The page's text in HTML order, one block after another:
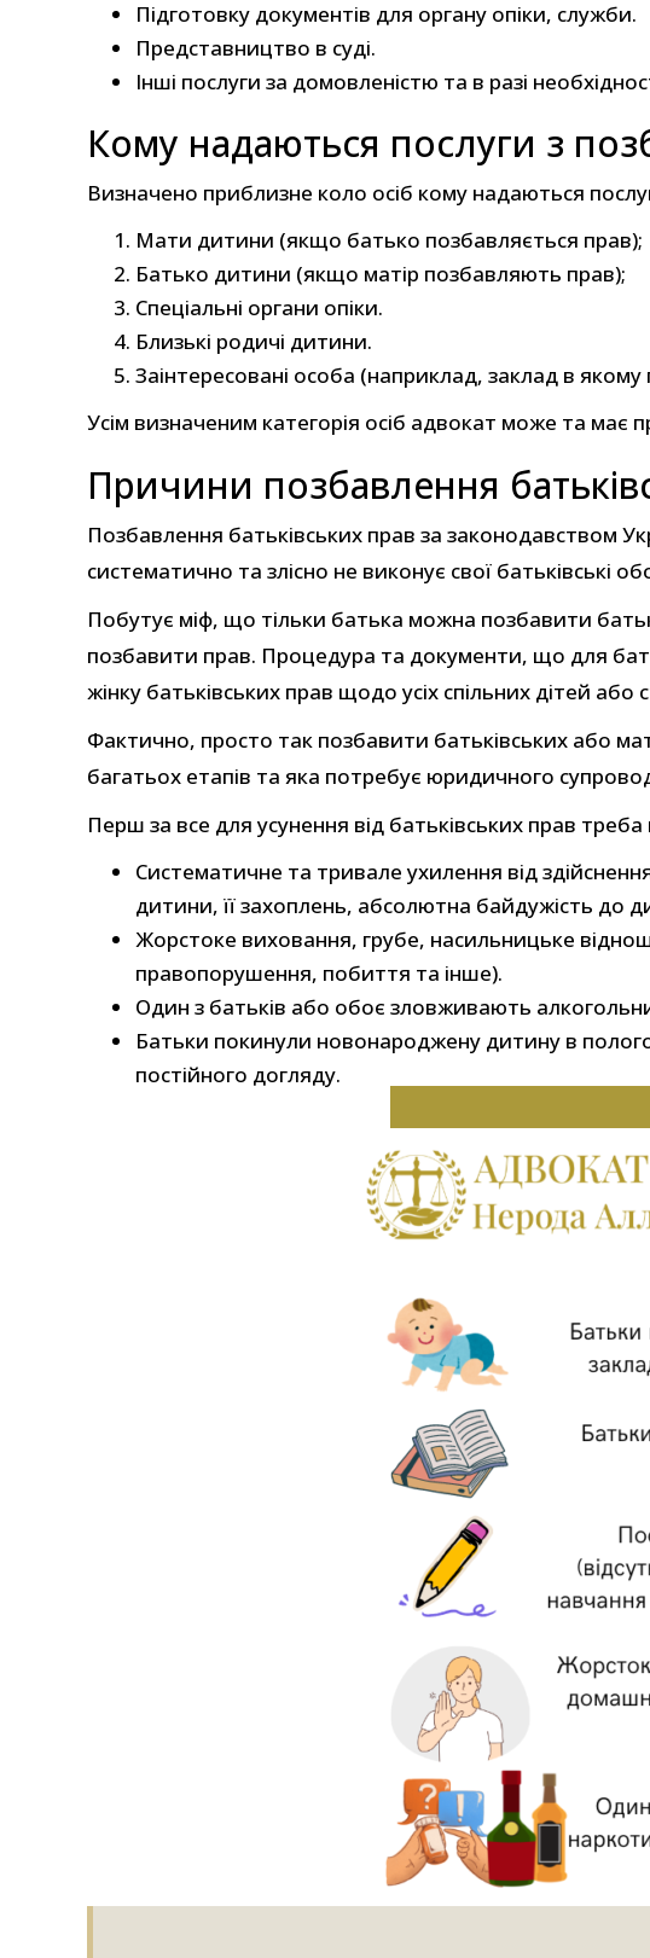
Підготовку документів для органу опіки, служби.
Представництво в суді.
Інші послуги за домовленістю та в разі
Кому надаються послуги з
Визначено приблизне коло осіб кому надаються
Мати дитини (якщо батько позбавляється прав);
Батько дитини (якщо матір позбавляють прав);
Спеціальні органи опіки.
Близькі родичі дитини.
Заінтересовані особа (наприклад, заклад в
Усім визначеним категорія осіб адвокат може та має
Причини позбавлення
Позбавлення батьківських прав за законодавством
систематично та злісно не виконує свої батьківські
Побутує міф, що тільки батька можна позбавити
позбавити прав. Процедура та документи, що для
жінку батьківських прав щодо усіх спільних дітей
Фактично, просто так позбавити батьківських або
багатьох етапів та яка потребує юридичного
Перш за все для усунення від батьківських прав
Систематичне та тривале ухилення від
дитини, її захоплень, абсолютна байдужість до
Жорстоке виховання, грубе, насильницьке
правопорушення, побиття та інше).
Один з батьків або обоє зловживають
Батьки покинули новонароджену дитину в
постійного догляду.